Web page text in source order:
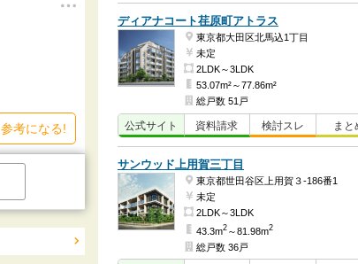
参考になる!
ディアナコート荏原町アトラス
東京都大田区北馬込1丁目
未定
2LDK～3LDK
53.07m²～77.86m²
総戸数 51戸
公式サイト 資料請求 検討スレ まと
サンウッド上用賀三丁目
東京都世田谷区上用賀３-186番1
未定
2LDK～3LDK
43.3m2 ～81.98m2
総戸数 36戸